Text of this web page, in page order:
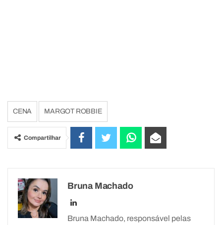
CENA MARGOT ROBBIE
Compartilhar
Bruna Machado
Bruna Machado, responsável pelas